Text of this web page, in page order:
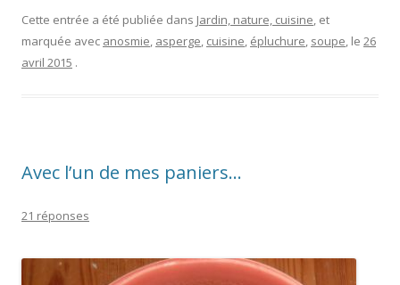
Cette entrée a été publiée dans Jardin, nature, cuisine, et
marquée avec anosmie, asperge, cuisine, épluchure, soupe, le 26
avril 2015 .
Avec l’un de mes paniers…
21 réponses